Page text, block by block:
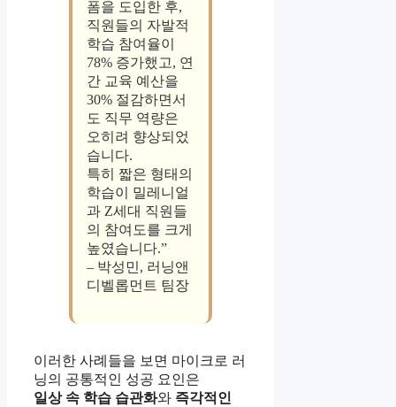
폼을 도입한 후,
직원들의 자발적
학습 참여율이
78% 증가했고, 연
간 교육 예산을
30% 절감하면서
도 직무 역량은
오히려 향상되었
습니다.
특히 짧은 형태의
학습이 밀레니얼
과 Z세대 직원들
의 참여도를 크게
높였습니다.”
– 박성민, 러닝앤
디벨롭먼트 팀장
이러한 사례들을 보면 마이크로 러
닝의 공통적인 성공 요인은
일상 속 학습 습관화와 즉각적인